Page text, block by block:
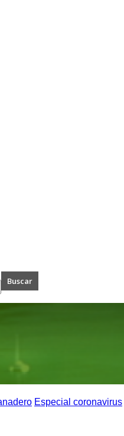
Especial coronavirus